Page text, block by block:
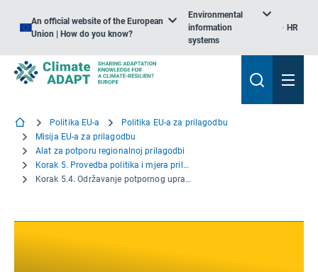
An official website of the European
Union | How do you know?
Environmental
information
systems
HR
Politika EU-a
Politika EU-a za prilagodbu
Misija EU-a za prilagodbu
Alat za potporu regionalnoj prilagodbi
Korak 5. Provedba politika i mjera prilagodbe
Korak 5.4. Održavanje potpornog upravljanja za provedbu